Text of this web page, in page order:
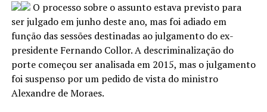
O processo sobre o assunto estava previsto para
ser julgado em junho deste ano, mas foi adiado em
função das sessões destinadas ao julgamento do ex-
presidente Fernando Collor. A descriminalização do
porte começou ser analisada em 2015, mas o julgamento
foi suspenso por um pedido de vista do ministro
Alexandre de Moraes.